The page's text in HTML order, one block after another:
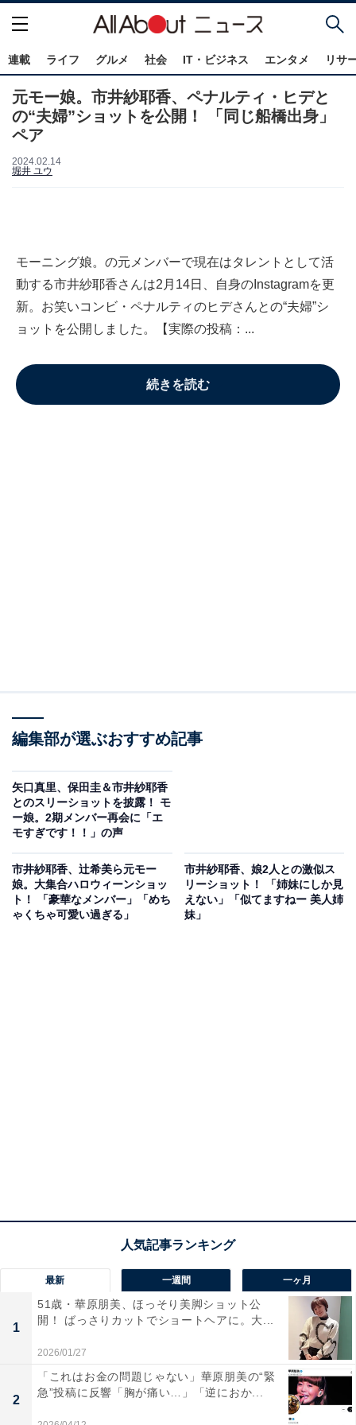
連載 ライフ グルメ 社会 IT・ビジネス エンタメ リサ
元モー娘。市井紗耶香、ペナルティ・ヒデと
の“夫婦”ショットを公開！ 「同じ船橋出身」
ペア
2024.02.14
堀井 ユウ
モーニング娘。の元メンバーで現在はタレントとして活
動する市井紗耶香さんは2月14日、自身のInstagramを更
新。お笑いコンビ・ペナルティのヒデさんとの“夫婦”シ
ョットを公開しました。【実際の投稿：...
続きを読む
編集部が選ぶおすすめ記事
矢口真里、保田圭＆市井紗耶香
とのスリーショットを披露！ モ
ー娘。2期メンバー再会に「エ
モすぎです！！」の声
市井紗耶香、辻希美ら元モー
娘。大集合ハロウィーンショッ
ト！ 「豪華なメンバー」「めち
ゃくちゃ可愛い過ぎる」
市井紗耶香、娘2人との激似ス
リーショット！ 「姉妹にしか見
えない」「似てますねー 美人姉
妹」
最新 一週間 一ヶ月
1
51歳・華原朋美、ほっそり美脚ショット公
開！ ばっさりカットでショートヘアに。大...
2026/01/27
2
「これはお金の問題じゃない」華原朋美の“緊
急”投稿に反響「胸が痛い…」「逆におか...